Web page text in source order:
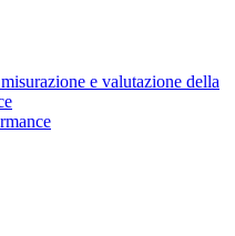
e valutazione della